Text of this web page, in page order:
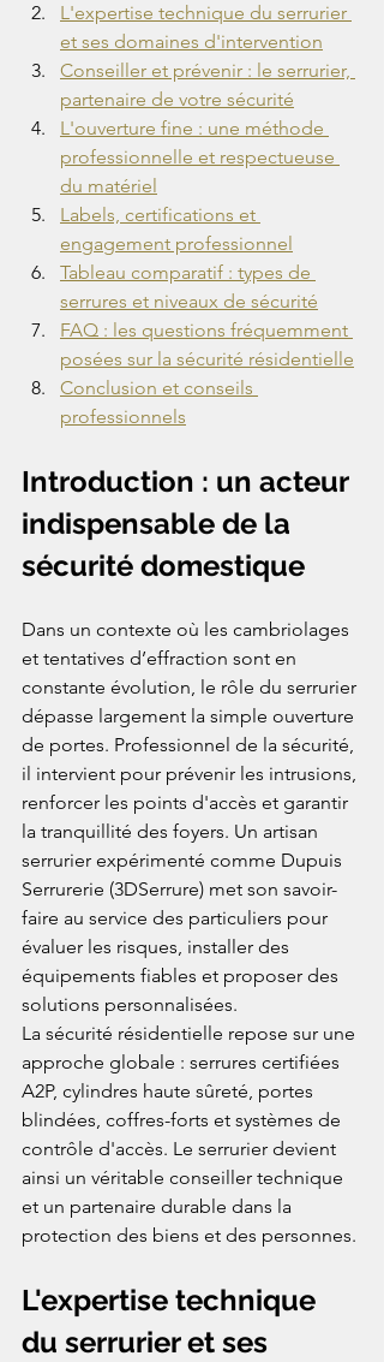
L'expertise technique du serrurier
et ses domaines d'intervention
Conseiller et prévenir : le serrurier,
partenaire de votre sécurité
L'ouverture fine : une méthode
professionnelle et respectueuse
du matériel
Labels, certifications et
engagement professionnel
Tableau comparatif : types de
serrures et niveaux de sécurité
FAQ : les questions fréquemment
posées sur la sécurité résidentielle
Conclusion et conseils
professionnels
Introduction : un acteur
indispensable de la
sécurité domestique
Dans un contexte où les cambriolages
et tentatives d’effraction sont en
constante évolution, le rôle du serrurier
dépasse largement la simple ouverture
de portes. Professionnel de la sécurité,
il intervient pour prévenir les intrusions,
renforcer les points d'accès et garantir
la tranquillité des foyers. Un artisan
serrurier expérimenté comme Dupuis
Serrurerie (3DSerrure) met son savoir-
faire au service des particuliers pour
évaluer les risques, installer des
équipements fiables et proposer des
solutions personnalisées.
La sécurité résidentielle repose sur une
approche globale : serrures certifiées
A2P, cylindres haute sûreté, portes
blindées, coffres-forts et systèmes de
contrôle d'accès. Le serrurier devient
ainsi un véritable conseiller technique
et un partenaire durable dans la
protection des biens et des personnes.
L'expertise technique
du serrurier et ses